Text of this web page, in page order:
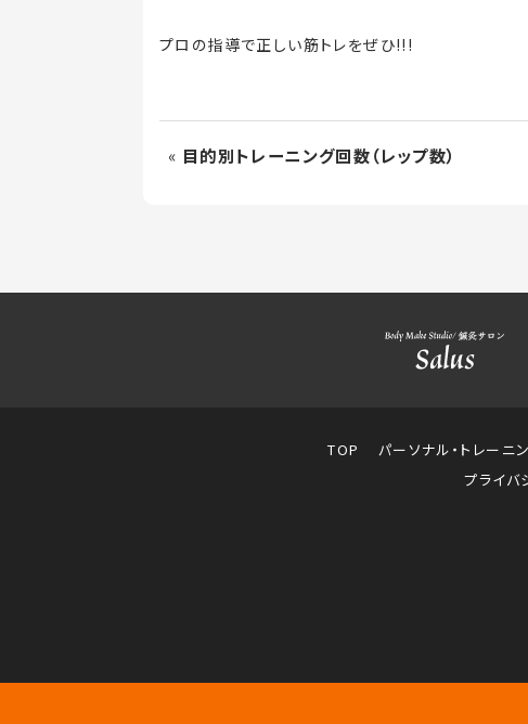
プロの指導で正しい筋トレをぜひ!!!
« 目的別トレーニング回数（レップ数）
TOP パーソナル・トレーニ
プライバ